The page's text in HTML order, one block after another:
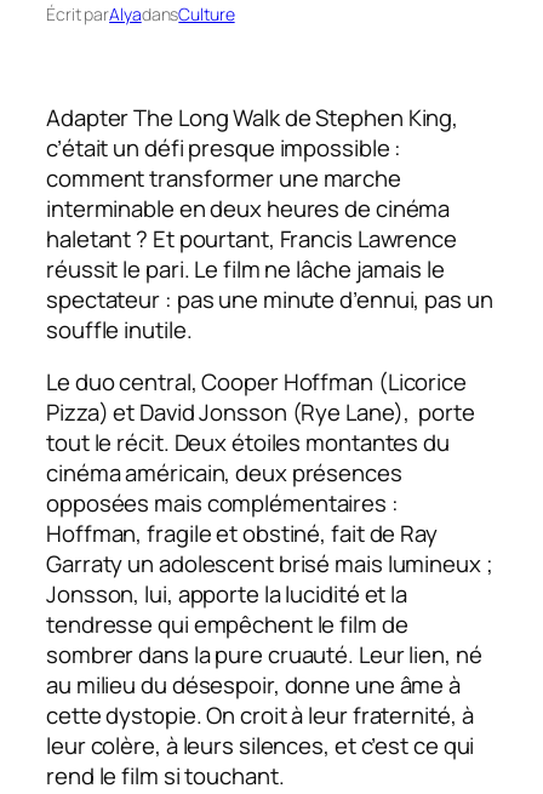
Écrit parAlyadansCulture
Adapter The Long Walk de Stephen King,
c’était un défi presque impossible :
comment transformer une marche
interminable en deux heures de cinéma
haletant ? Et pourtant, Francis Lawrence
réussit le pari. Le film ne lâche jamais le
spectateur : pas une minute d’ennui, pas un
souffle inutile.
Le duo central, Cooper Hoffman (Licorice
Pizza) et David Jonsson (Rye Lane), porte
tout le récit. Deux étoiles montantes du
cinéma américain, deux présences
opposées mais complémentaires :
Hoffman, fragile et obstiné, fait de Ray
Garraty un adolescent brisé mais lumineux ;
Jonsson, lui, apporte la lucidité et la
tendresse qui empêchent le film de
sombrer dans la pure cruauté. Leur lien, né
au milieu du désespoir, donne une âme à
cette dystopie. On croit à leur fraternité, à
leur colère, à leurs silences, et c’est ce qui
rend le film si touchant.